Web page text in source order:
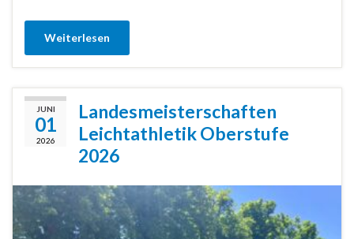
Weiterlesen
JUNI
01
2026
Landesmeisterschaften
Leichtathletik Oberstufe
2026